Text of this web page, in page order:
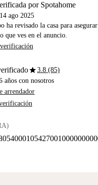
por Spotahome
14 ago 2025
ha revisado la casa para
que ves en el anuncio.
star3.8 (85)
años con nosotros
arrendador